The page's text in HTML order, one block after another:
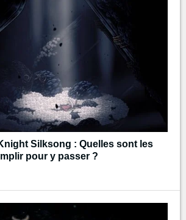
Silksong : Quelles sont les
pour y passer ?